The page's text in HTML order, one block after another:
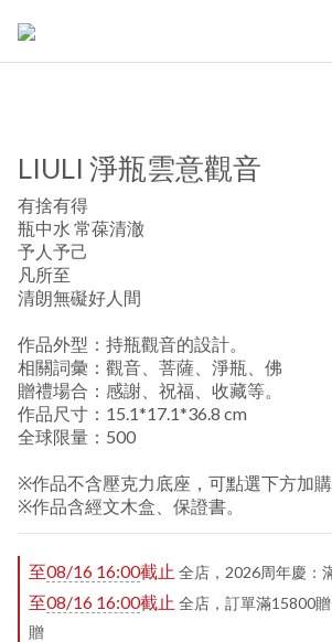
LIULI 淨瓶雲意觀音
有捨有得
瓶中水 常葆清澈
予人予己
凡所至
清朗無礙好人間
作品外型：持瓶觀音的設計。
相關詞彙：觀音、菩薩、淨瓶、佛
贈禮場合：感謝、祝福、收藏等。
作品尺寸：15.1*17.1*36.8 cm
全球限量：500
※作品不含壓克力底座，可點選下方加購
※作品含經文木盒、保證書。
至08/16 16:00截止 全店，2026周年慶：
至08/16 16:00截止 全店，訂單滿15800
贈